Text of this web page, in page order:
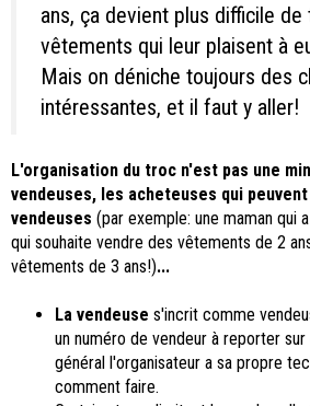
ans, ça devient plus difficile
vêtements qui leur plaisent à
Mais on déniche toujours des
intéressantes, et il faut y aller!
L'organisation du troc n'est pas une
vendeuses, les acheteuses qui
vendeuses (par exemple: une maman qui
qui souhaite vendre des vêtements de 2
vêtements de 3 ans!)...
La vendeuse s'incrit comme
un numéro de vendeur à reporter
général l'organisateur a sa propre
comment faire.